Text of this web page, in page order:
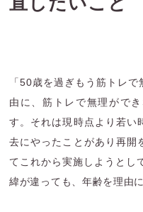
「50歳を過ぎもう筋トレ
由に、筋トレで無理がで
す。それは現時点より若い
去にやったことがあり再開
てこれから実施しようとし
緯が違っても、年齢を理由